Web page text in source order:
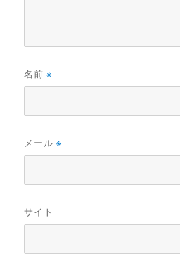
名前※
メール※
サイト